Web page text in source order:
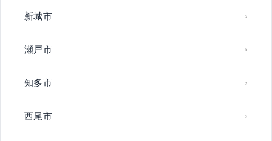
新城市
瀬戸市
知多市
西尾市